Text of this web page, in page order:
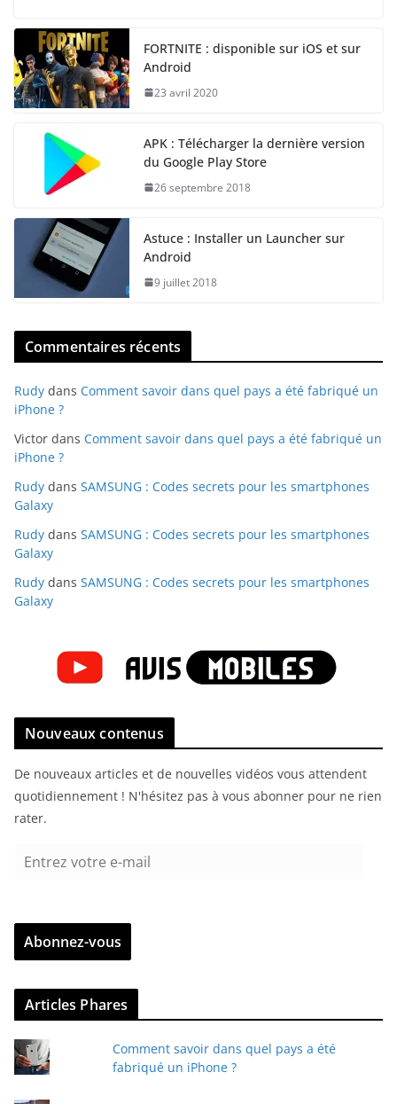
FORTNITE : disponible sur iOS et sur
Android
23 avril 2020
APK : Télécharger la dernière version
du Google Play Store
26 septembre 2018
Astuce : Installer un Launcher sur
Android
9 juillet 2018
Commentaires récents
Rudy dans Comment savoir dans quel pays a été fabriqué un
iPhone ?
Victor dans Comment savoir dans quel pays a été fabriqué un
iPhone ?
Rudy dans SAMSUNG : Codes secrets pour les smartphones
Galaxy
Rudy dans SAMSUNG : Codes secrets pour les smartphones
Galaxy
Rudy dans SAMSUNG : Codes secrets pour les smartphones
Galaxy
Nouveaux contenus
De nouveaux articles et de nouvelles vidéos vous attendent
quotidiennement ! N'hésitez pas à vous abonner pour ne rien
rater.
r
z
v
r
e
e
Abonnez-vous
Articles Phares
Comment savoir dans quel pays a été
fabriqué un iPhone ?